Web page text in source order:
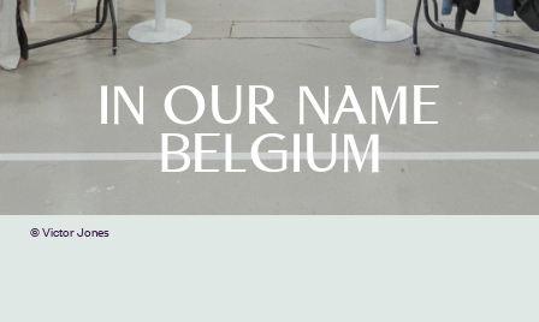
© Victor Jones
IN OUR NAME
BELGIUM